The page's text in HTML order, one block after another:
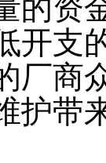
的资
开支
厂商
护带